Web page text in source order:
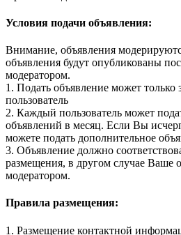
Условия подачи объявления:
Внимание, объявления
объявления будут опубликованы
модератором.
1. Подать объявление может только
пользователь
2. Каждый пользователь может
объявлений в месяц. Если Вы
можете подать дополнительное
3. Объявление должно
размещения, в другом случае Ваше
модератором.
Правила размещения:
1. Размещение контактной